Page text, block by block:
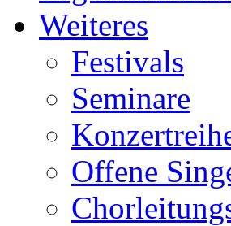
Weiteres
Festivals
Seminare
Offene